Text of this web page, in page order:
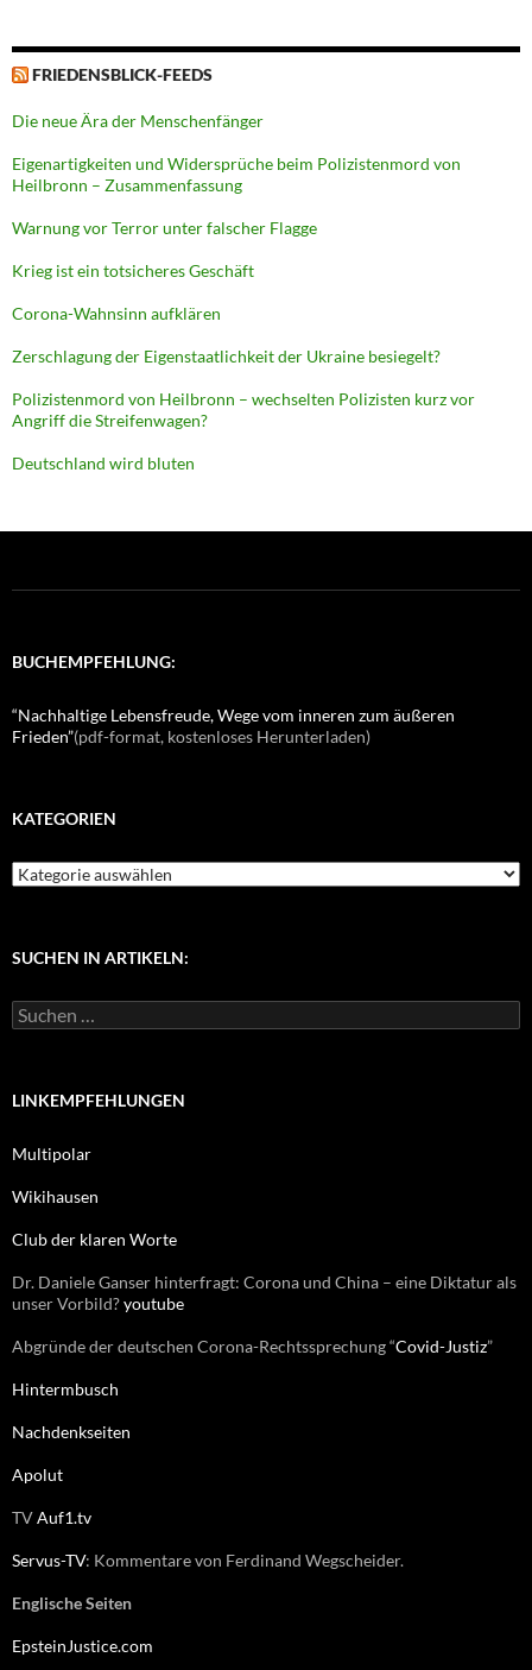
FRIEDENSBLICK-FEEDS
Die neue Ära der Menschenfänger
Eigenartigkeiten und Widersprüche beim Polizistenmord von
Heilbronn – Zusammenfassung
Warnung vor Terror unter falscher Flagge
Krieg ist ein totsicheres Geschäft
Corona-Wahnsinn aufklären
Zerschlagung der Eigenstaatlichkeit der Ukraine besiegelt?
Polizistenmord von Heilbronn – wechselten Polizisten kurz vor
Angriff die Streifenwagen?
Deutschland wird bluten
BUCHEMPFEHLUNG:
“Nachhaltige Lebensfreude, Wege vom inneren zum äußeren
Frieden”(pdf-format, kostenloses Herunterladen)
KATEGORIEN
K
a
g
r
SUCHEN IN ARTIKELN:
S
u
e
a
h
LINKEMPFEHLUNGEN
Multipolar
Wikihausen
Club der klaren Worte
Dr. Daniele Ganser hinterfragt: Corona und China – eine Diktatur als
unser Vorbild?youtube
Abgründe der deutschen Corona-Rechtssprechung “Covid-Justiz”
Hintermbusch
Nachdenkseiten
Apolut
TVAuf1.tv
Servus-TV: Kommentare von Ferdinand Wegscheider.
Englische Seiten
EpsteinJustice.com